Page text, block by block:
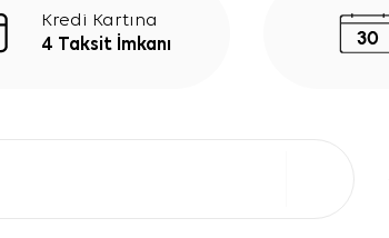
Kredi Kartına
4 Taksit İmkanı